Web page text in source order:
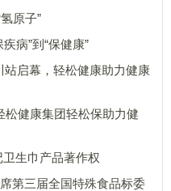
原子”
病”到“保健康”
启幕，轻松健康助力健康
松健康集团轻松保助力健
生巾产品著作权
第三届全国特殊食品标委